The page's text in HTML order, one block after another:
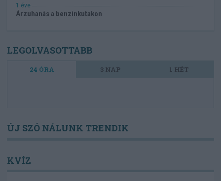
1 éve
Árzuhanás a benzinkutakon
LEGOLVASOTTABB
24 ÓRA 3 NAP 1 HÉT
ÚJ SZÓ NÁLUNK TRENDIK
KVÍZ